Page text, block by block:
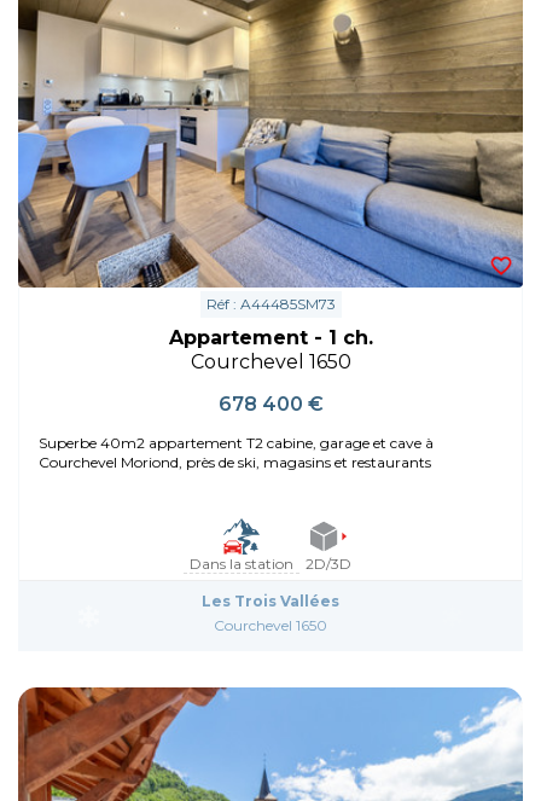
Réf : A44485SM73
Appartement - 1 ch.
Courchevel 1650
678 400 €
Superbe 40m2 appartement T2 cabine, garage et cave à
Courchevel Moriond, près de ski, magasins et restaurants
Dans la station 2D/3D
Les Trois Vallées
Courchevel 1650